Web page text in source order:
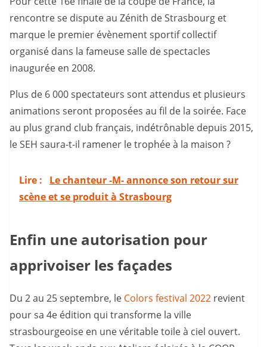
rencontre se dispute au Zénith de Strasbourg et
marque le premier évènement sportif collectif
organisé dans la fameuse salle de spectacles
inaugurée en 2008.
Plus de 6 000 spectateurs sont attendus et plusieurs
animations seront proposées au fil de la soirée. Face
au plus grand club français, indétrônable depuis 2015,
le SEH saura-t-il ramener le trophée à la maison ?
Lire :
Le chanteur -M- annonce son retour sur
scène et se produit à Strasbourg
Enfin une autorisation pour
apprivoiser les façades
Du 2 au 25 septembre, le Colors festival 2022 revient
pour sa 4e édition qui transforme la ville
strasbourgeoise en une véritable toile à ciel ouvert.